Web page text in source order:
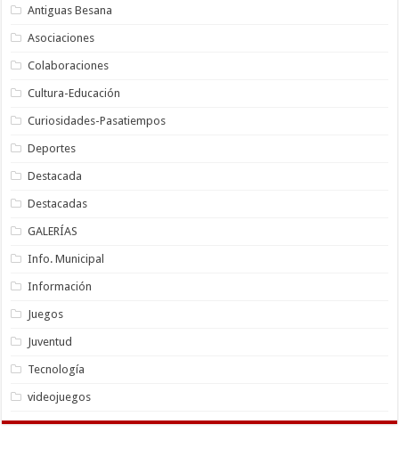
Antiguas Besana
Asociaciones
Colaboraciones
Cultura-Educación
Curiosidades-Pasatiempos
Deportes
Destacada
Destacadas
GALERÍAS
Info. Municipal
Información
Juegos
Juventud
Tecnología
videojuegos